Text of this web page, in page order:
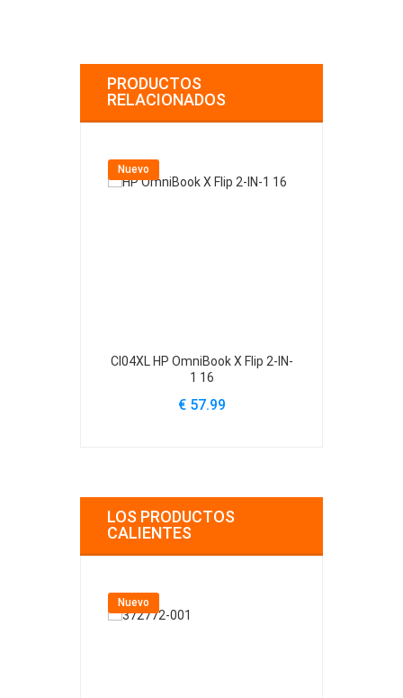
PRODUCTOS
RELACIONADOS
Nuevo
CI04XL HP OmniBook X Flip 2-IN-
1 16
€ 57.99
LOS PRODUCTOS
CALIENTES
Nuevo